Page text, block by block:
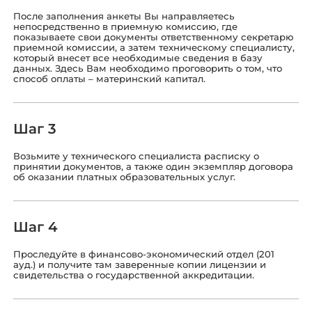
После заполнения анкеты Вы направляетесь
непосредственно в приемную комиссию, где
показываете свои документы ответственному секретарю
приемной комиссии, а затем техническому специалисту,
который внесет все необходимые сведения в базу
данных. Здесь Вам необходимо проговорить о том, что
способ оплаты – материнский капитал.
Шаг 3
Возьмите у технического специалиста расписку о
принятии документов, а также один экземпляр договора
об оказании платных образовательных услуг.
Шаг 4
Проследуйте в финансово-экономический отдел (201
ауд.) и получите там заверенные копии лицензии и
свидетельства о государственной аккредитации.